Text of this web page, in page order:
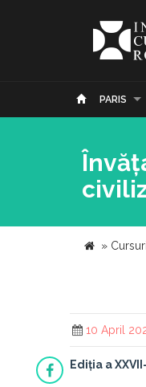
PARIS
» Cursuri
10 April
Ediția a